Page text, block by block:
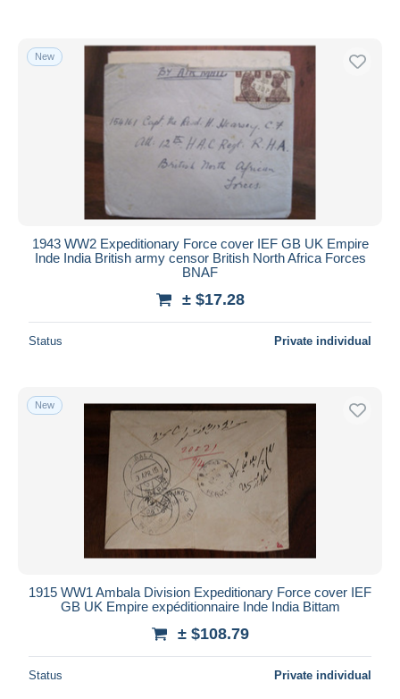
New
1943 WW2 Expeditionary Force cover IEF GB UK Empire
Inde India British army censor British North Africa Forces
BNAF
± $17.28
Status Private individual
New
1915 WW1 Ambala Division Expeditionary Force cover IEF
GB UK Empire expéditionnaire Inde India Bittam
± $108.79
Status Private individual